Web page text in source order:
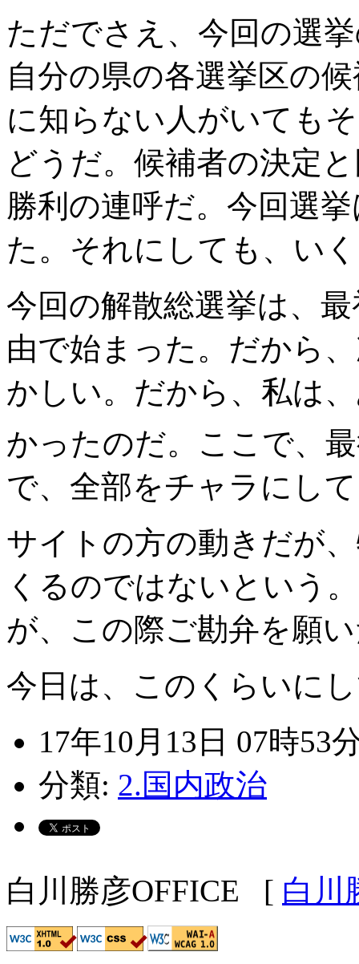
ただでさえ、今回の選
自分の県の各選挙区の
に知らない人がいても
どうだ。候補者の決定
勝利の連呼だ。今回選
た。それにしても、い
今回の解散総選挙は、
由で始まった。だから
かしい。だから、私は
かったのだ。ここで、
で、全部をチャラにし
サイトの方の動きだが
くるのではないという
が、この際ご勘弁を願
今日は、このくらいに
17年10月13日 07時53
分類: 2.国内政治
白川勝彦OFFICE [ 白川